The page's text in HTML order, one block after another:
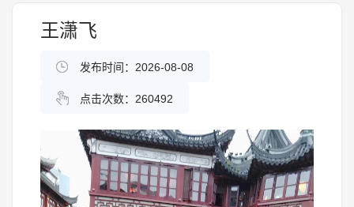
王潇飞
发布时间：2026-08-08
点击次数： 260492